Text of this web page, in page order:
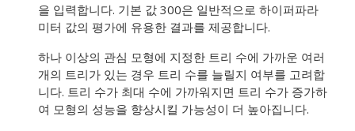
을 입력합니다. 기본 값 300은 일반적으로 하이퍼파라
미터 값의 평가에 유용한 결과를 제공합니다.
하나 이상의 관심 모형에 지정한 트리 수에 가까운 여러
개의 트리가 있는 경우 트리 수를 늘릴지 여부를 고려합
니다. 트리 수가 최대 수에 가까워지면 트리 수가 증가하
여 모형의 성능을 향상시킬 가능성이 더 높아집니다.